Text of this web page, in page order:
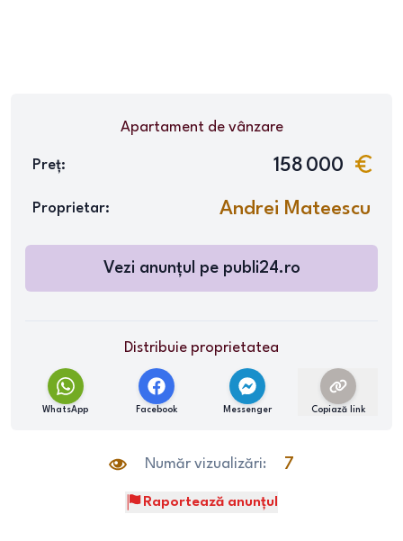
Apartamentde vânzare
Preț: 158 000
Proprietar: Andrei Mateescu
Vezi anunțul pe publi24.ro
Distribuie proprietatea
WhatsApp Facebook Messenger Copiază link
Număr vizualizări: 7
Raportează anunțul